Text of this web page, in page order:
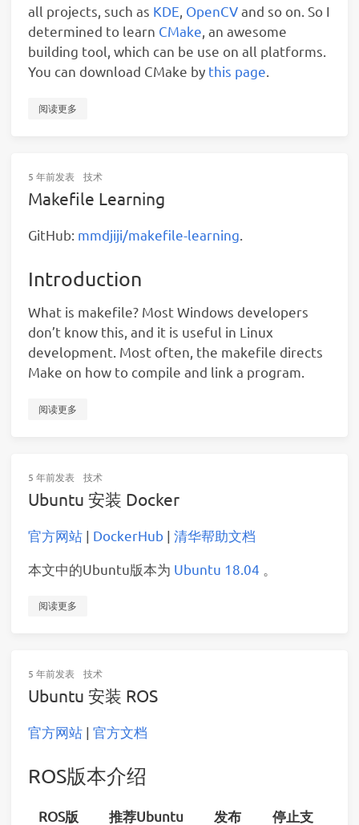
all projects, such as KDE OpenCVand so on. So I
determined to learn CMake , an awesome
building tool, which can be use on all platforms.
You can download CMake by this page
阅读更多
5 年前发表 技术
Makefile Learning
GitHub: mmdjiji/makefile-learning
Introduction
What is makefile? Most Windows developers
don’t know this, and it is useful in Linux
development. Most often, the makefile directs
Make on how to compile and link a program.
阅读更多
5 年前发表 技术
Ubuntu 安装 Docker
官方网站 | DockerHub | 清华帮助文档
本文中的Ubuntu版本为 Ubuntu 18.04
阅读更多
5 年前发表 技术
Ubuntu 安装 ROS
官方网站 | 官方文档
ROS版本介绍
ROS版
推荐Ubuntu
发布
停止支